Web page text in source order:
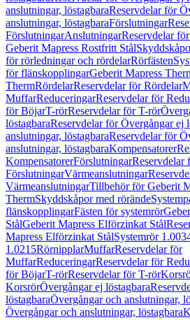
anslutningar, löstagbaraReservdelar för
anslutningar, löstagbaraFörslutningar
FörslutningarAnslutningarReservdelar
Geberit Mapress Rostfritt Stål
för rörledningar och rördelarRörfästen
för flänskopplingarGeberit Mapress
ThermRördelarReservdelar för Rördelar
MuffarReduceringarReservdelar för
för BöjarT-rörReservdelar för T-rör
löstagbaraReservdelar för Övergångar ej
anslutningar, löstagbaraReservdelar för
anslutningar, löstagbaraKompensatorer
KompensatorerFörslutningarReservdelar
FörslutningarVärmeanslutningar
VärmeanslutningarTillbehör för Geberit
ThermSkyddskåpor med rörände
flänskopplingarFästen för systemrör
StålGeberit Mapress Elförzinkat Stål
Mapress Elförzinkat StålSystemrör
1.0215RörnipplarMuffarReservdelar för
MuffarReduceringarReservdelar för
för BöjarT-rörReservdelar för T-rör
KorsrörÖvergångar ej löstagbara
löstagbaraÖvergångar och anslutningar,
Övergångar och anslutningar, löstagbara